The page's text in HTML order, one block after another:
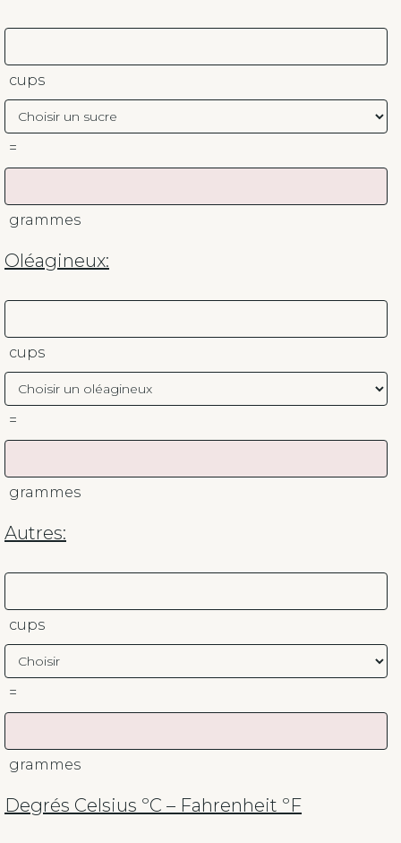
cups
=
grammes
Oléagineux:
cups
=
grammes
Autres:
cups
=
grammes
Degrés Celsius ºC – Fahrenheit ºF